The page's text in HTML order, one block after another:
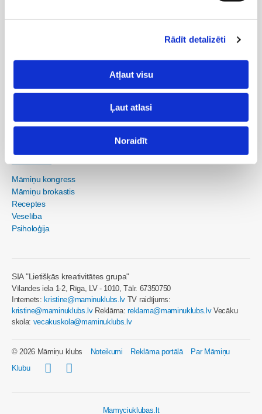
Rādīt detalizēti
Atļaut visu
Ļaut atlasi
Noraidīt
Skolēnu klubiņš
Sievietēm
Māmiņu kongress
Māmiņu brokastis
Receptes
Veselība
Psiholoģija
SIA "Lietišķās kreativitātes grupa"
Vīlandes iela 1-2, Rīga, LV - 1010, Tālr. 67350750
Internets: kristine@maminuklubs.lv TV raidījums:
kristine@maminuklubs.lvReklāma:reklama@maminuklubs.lvVecāku
skola: vecakuskola@maminuklubs.lv
© 2026 Māmiņu klubs Noteikumi Reklāma portālā
Par Māmiņu
Klubu
Mamyciuklubas.lt